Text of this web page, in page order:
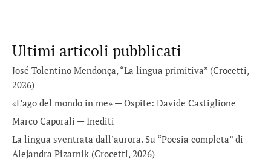
Ultimi articoli pubblicati
José Tolentino Mendonça, “La lingua primitiva” (Crocetti,
2026)
«L’ago del mondo in me» — Ospite: Davide Castiglione
Marco Caporali — Inediti
La lingua sventrata dall’aurora. Su “Poesia completa” di
Alejandra Pizarnik (Crocetti, 2026)